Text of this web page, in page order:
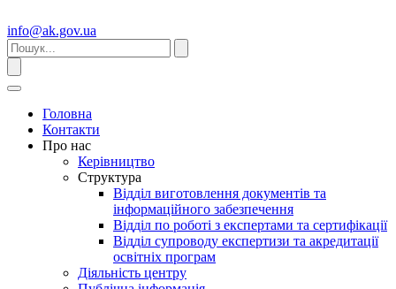
info@ak.gov.ua
Головна
Контакти
Про нас
Керівництво
Структура
Відділ виготовлення документів та
інформаційного забезпечення
Відділ по роботі з експертами та сертифікації
Відділ супроводу експертизи та акредитації
освітніх програм
Діяльність центру